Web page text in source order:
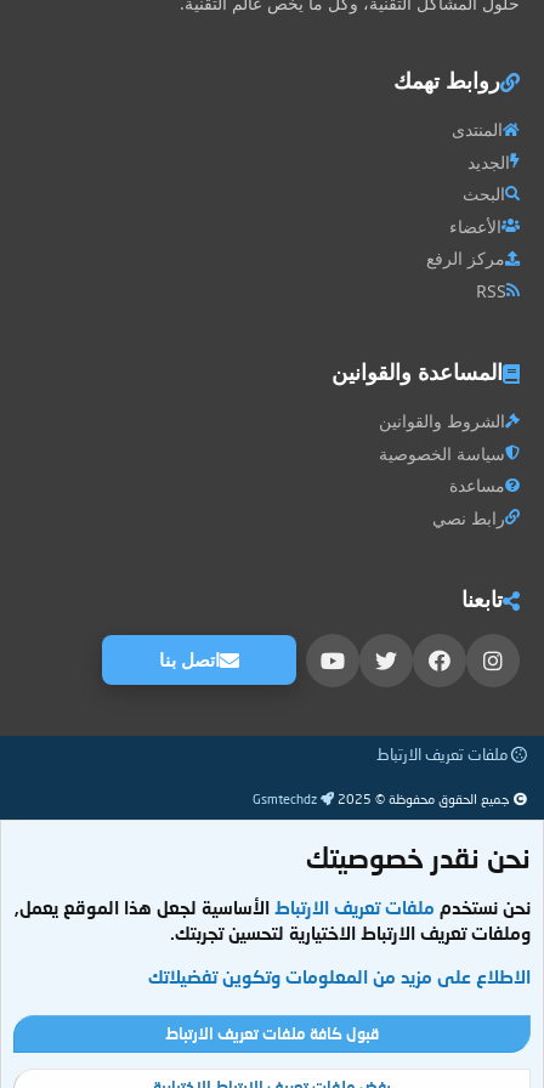
روابط تهمك
المنتدى
الجديد
البحث
الأعضاء
مركز الرفع
RSS
المساعدة والقوانين
الشروط والقوانين
سياسة الخصوصية
مساعدة
رابط نصي
تابعنا
اتصل بنا
ملفات تعريف الارتباط
جميع الحقوق محفوظة © 2025 Gsmtechdz
نحن نقدر خصوصيتك
نحن نستخدم ملفات تعريف الارتباطالأساسية لجعل هذا الموقع يعمل,
وملفات تعريف الارتباط الاختيارية لتحسين تجربتك.
الاطلاع على مزيد من المعلومات وتكوين تفضيلاتك
قبول كافة ملفات تعريف الارتباط